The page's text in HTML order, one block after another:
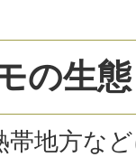
の生態
地方な